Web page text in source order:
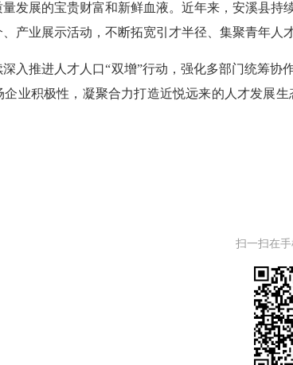
展的宝贵财富和新鲜血液。近年来，安溪县持
产业展示活动，不断拓宽引才半径、集聚青年人
推进人才人口“双增”行动，强化多部门统筹协
业积极性，凝聚合力打造近悦远来的人才发展
扫一扫在